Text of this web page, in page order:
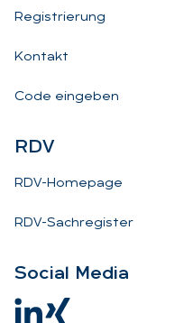
Registrierung
Kontakt
Code eingeben
RDV
RDV-Homepage
RDV-Sachregister
So­ci­al Me­dia